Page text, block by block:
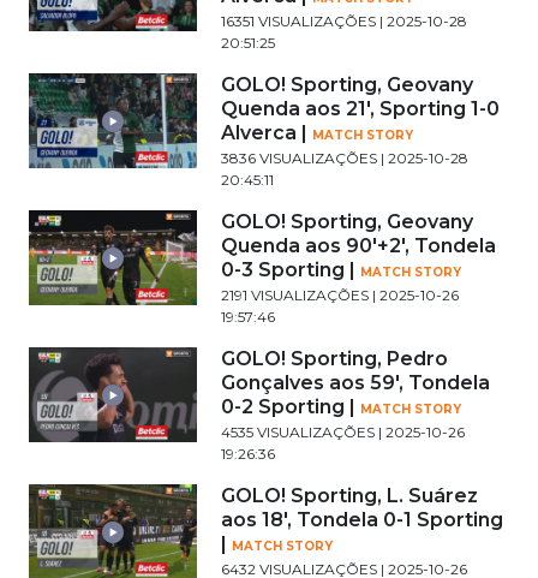
16351 VISUALIZAÇÕES | 2025-10-28
20:51:25
GOLO! Sporting, Geovany
Quenda aos 21', Sporting 1-0
Alverca |
MATCH STORY
3836 VISUALIZAÇÕES | 2025-10-28
20:45:11
GOLO! Sporting, Geovany
Quenda aos 90'+2', Tondela
0-3 Sporting |
MATCH STORY
2191 VISUALIZAÇÕES | 2025-10-26
19:57:46
GOLO! Sporting, Pedro
Gonçalves aos 59', Tondela
0-2 Sporting |
MATCH STORY
4535 VISUALIZAÇÕES | 2025-10-26
19:26:36
GOLO! Sporting, L. Suárez
aos 18', Tondela 0-1 Sporting
MATCH STORY
6432 VISUALIZAÇÕES | 2025-10-26